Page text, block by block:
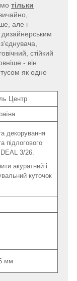
тільки
але і
стійкий
- він
як одне
Центр
декорування
підлогового
3/26.
акуратний і
куточок
мм